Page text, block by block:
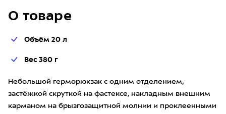
О товаре
Объём 20 л
Вес 380 г
Небольшой герморюкзак с одним отделением,
застёжкой скруткой на фастексе, накладным внешним
карманом на брызгозащитной молнии и проклеенными